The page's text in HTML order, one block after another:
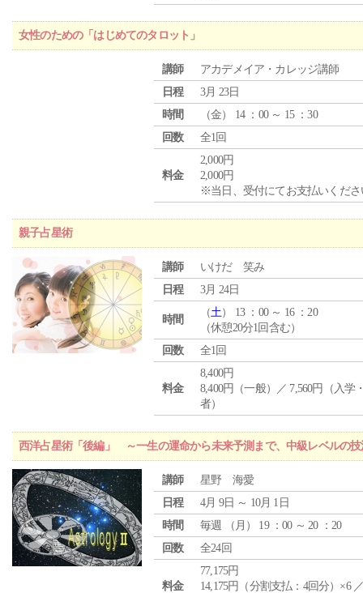
女性のための「はじめてのタロット」
講師
アカデメイア・カレッジ講師
日程
3月 23日
時間
（金） 14 ：00 ～ 15 ：30
回数
全1回
料金
2,000円
2,000円
※当日、受付にてお支払いくださ
親子占星術
講師
いけだ 笑み
日程
3月 24日
時間
（土） 13 ：00 ～ 16 ：20
（休憩20分1回含む）
回数
全1回
料金
8,400円
8,400円（一般）／ 7,560円（入学
者）
西洋占星術「後編」 ～一生の運命から未来予測まで、中級レベルの技
講師
星野 海愛
日程
4月 9日 ～ 10月 1日
時間
毎週 （ 月 ） 19 ：00 ～ 20 ：20
回数
全24回
料金
77,175円
14,175円（分割支払：4回分）×6